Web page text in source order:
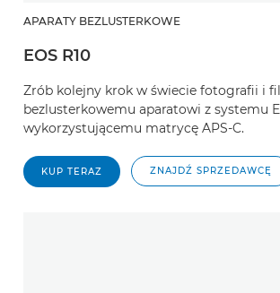
APARATY BEZLUSTERKOWE
EOS R10
Zrób kolejny krok w świecie fotografii i
bezlusterkowemu aparatowi z systemu
wykorzystującemu matrycę APS-C.
KUP TERAZ ZNAJDŹ SPRZEDAWCĘ